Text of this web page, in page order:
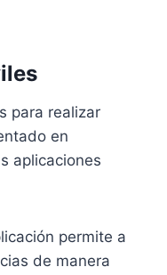
para realizar
en
aplicaciones
permite a
de manera